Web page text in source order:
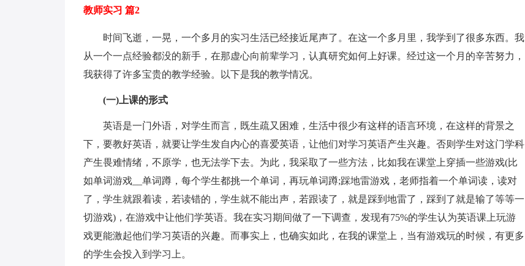
教师实习 篇2
时间飞逝，一晃，一个多月的实习生活已经接近尾声了。在这一个多月里，我学到了很多东西。我
从一个一点经验都没的新手，在那虚心向前辈学习，认真研究如何上好课。经过这一个月的辛苦努力，
我获得了许多宝贵的教学经验。以下是我的教学情况。
(一)上课的形式
英语是一门外语，对学生而言，既生疏又困难，生活中很少有这样的语言环境，在这样的背景之
下，要教好英语，就要让学生发自内心的喜爱英语，让他们对学习英语产生兴趣。否则学生对这门学科
产生畏难情绪，不原学，也无法学下去。为此，我采取了一些方法，比如我在课堂上穿插一些游戏(比
如单词游戏__单词蹲，每个学生都挑一个单词，再玩单词蹲;踩地雷游戏，老师指着一个单词读，读对
了，学生就跟着读，若读错的，学生就不能出声，若跟读了，就是踩到地雷了，踩到了就是输了等等一
切游戏)，在游戏中让他们学英语。我在实习期间做了一下调查，发现有75%的学生认为英语课上玩游
戏更能激起他们学习英语的兴趣。而事实上，也确实如此，在我的课堂上，当有游戏玩的时候，有更多
的学生会投入到学习上。